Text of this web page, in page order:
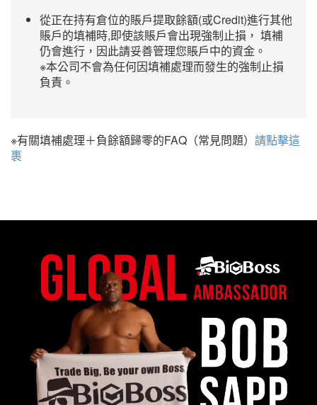
從正在持有倉位的賬戶提取餘額(或Credit)進行其他
賬戶的填補時,即使該賬戶會出現強制止損， 填補
仍會進行，因此請妥善管理您賬戶中的資金。
※本公司不會為任何因填補處理而發生的強制止損
負責。
※有關填補處理＋負餘額歸零的FAQ（常見問題） 請點擊這
裹